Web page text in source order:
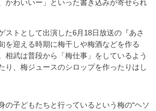
かわいいー」といった書き込みが寄せられ
トとして出演した6月18日放送の『あさ
を迎える時期に梅干しや梅酒などを作る
相武は普段から「梅仕事」をしているよう
り、梅ジュースのシロップを作ったりはし
子どもたちと行っているという梅の“ヘソ